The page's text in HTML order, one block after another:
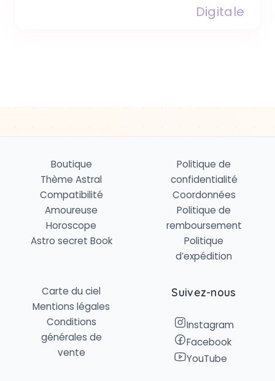
Digitale
Boutique
Thème Astral
Compatibilité
Amoureuse
Horoscope
Astro secret Book
Politique de
confidentialité
Coordonnées
Politique de
remboursement
Politique
d’expédition
Carte du ciel
Mentions légales
Conditions
générales de
vente
Suivez-nous
Instagram
Facebook
YouTube